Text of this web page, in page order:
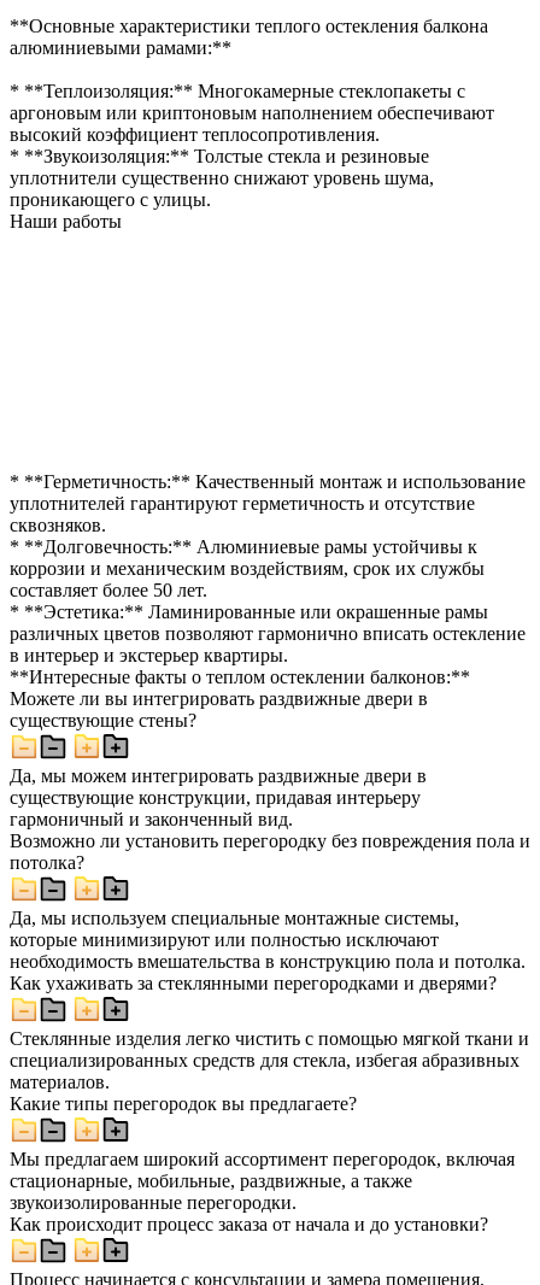
**Основные характеристики теплого остекления балкона
алюминиевыми рамами:**
* **Теплоизоляция:** Многокамерные стеклопакеты с
аргоновым или криптоновым наполнением обеспечивают
высокий коэффициент теплосопротивления.
* **Звукоизоляция:** Толстые стекла и резиновые
уплотнители существенно снижают уровень шума,
проникающего с улицы.
Наши работы
* **Герметичность:** Качественный монтаж и использование
уплотнителей гарантируют герметичность и отсутствие
сквозняков.
* **Долговечность:** Алюминиевые рамы устойчивы к
коррозии и механическим воздействиям, срок их службы
составляет более 50 лет.
* **Эстетика:** Ламинированные или окрашенные рамы
различных цветов позволяют гармонично вписать остекление
в интерьер и экстерьер квартиры.
**Интересные факты о теплом остеклении балконов:**
Можете ли вы интегрировать раздвижные двери в
существующие стены?
Да, мы можем интегрировать раздвижные двери в
существующие конструкции, придавая интерьеру
гармоничный и законченный вид.
Возможно ли установить перегородку без повреждения пола и
потолка?
Да, мы используем специальные монтажные системы,
которые минимизируют или полностью исключают
необходимость вмешательства в конструкцию пола и потолка.
Как ухаживать за стеклянными перегородками и дверями?
Стеклянные изделия легко чистить с помощью мягкой ткани и
специализированных средств для стекла, избегая абразивных
материалов.
Какие типы перегородок вы предлагаете?
Мы предлагаем широкий ассортимент перегородок, включая
стационарные, мобильные, раздвижные, а также
звукоизолированные перегородки.
Как происходит процесс заказа от начала и до установки?
Процесс начинается с консультации и замера помещения,